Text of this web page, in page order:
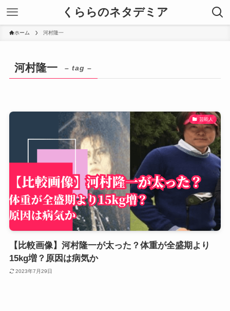
くららのネタデミア
ホーム 河村隆一
河村隆一 – tag –
芸能人
【比較画像】河村隆一が太った？体重が全盛期より
15kg増？原因は病気か
2023年7月29日